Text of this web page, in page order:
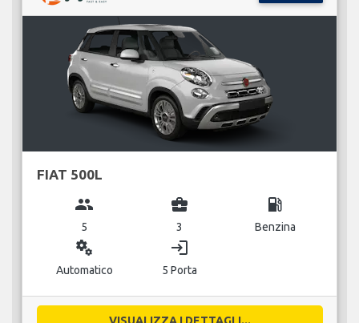
FIAT 500L
group
5
business_center
3
local_gas_station
Benzina
miscellaneous_services
Automatico
login
5 Porta
VISUALIZZA I DETTAGLI...